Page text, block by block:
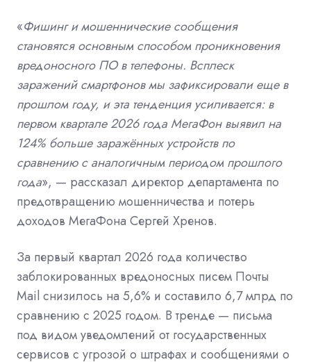
«Фишинг и мошеннические сообщения
становятся основным способом проникновения
вредоносного ПО в телефоны. Всплеск
заражений смартфонов мы зафиксировали еще в
прошлом году, и эта тенденция усиливается: в
первом квартале 2026 года МегаФон выявил на
124% больше заражённых устройств по
сравнению с аналогичным периодом прошлого
года», — рассказал директор департамента по
предотвращению мошенничества и потерь
доходов МегаФона Сергей Хренов.
За первый квартал 2026 года количество
заблокированных вредоносных писем Почты
Mail снизилось на 5,6% и составило 6,7 млрд по
сравнению с 2025 годом. В тренде — письма
под видом уведомлений от государственных
сервисов с угрозой о штрафах и сообщениями о